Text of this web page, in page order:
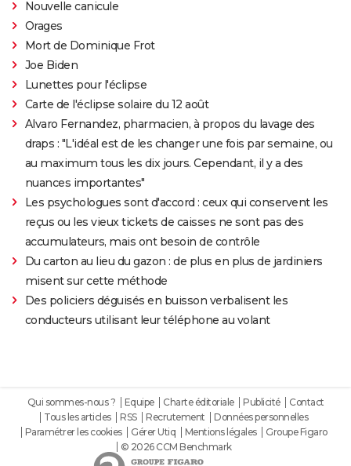
Nouvelle canicule
Orages
Mort de Dominique Frot
Joe Biden
Lunettes pour l'éclipse
Carte de l'éclipse solaire du 12 août
Alvaro Fernandez, pharmacien, à propos du lavage des
draps : "L'idéal est de les changer une fois par semaine, ou
au maximum tous les dix jours. Cependant, il y a des
nuances importantes"
Les psychologues sont d'accord : ceux qui conservent les
reçus ou les vieux tickets de caisses ne sont pas des
accumulateurs, mais ont besoin de contrôle
Du carton au lieu du gazon : de plus en plus de jardiniers
misent sur cette méthode
Des policiers déguisés en buisson verbalisent les
conducteurs utilisant leur téléphone au volant
Qui sommes-nous ? Equipe Charte éditoriale Publicité
Contact
Tous les articles
RSS Recrutement
Données personnelles
Paramétrer les cookies
Gérer Utiq Mentions légales
Groupe Figaro
© 2026 CCM Benchmark